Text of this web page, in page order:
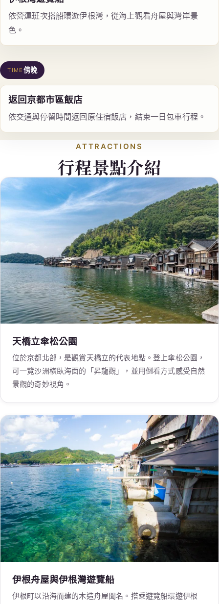
依營運班次搭船環遊伊根灣，從海上觀看舟屋與灣岸景
色。
TIME 傍晚
返回京都市區飯店
依交通與停留時間返回原住宿飯店，結束一日包車行程。
ATTRACTIONS
行程景點介紹
天橋立傘松公園
位於京都北部，是觀賞天橋立的代表地點。登上傘松公園，
可一覽沙洲橫臥海面的「昇龍觀」，並用倒看方式感受自然
景觀的奇妙視角。
伊根舟屋與伊根灣遊覽船
伊根町以沿海而建的木造舟屋聞名。搭乘遊覽船環遊伊根